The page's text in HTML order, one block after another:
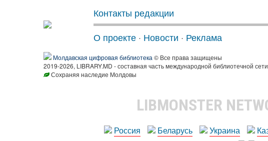
Контакты редакции
О проекте · Новости · Реклама
Молдавская цифровая библиотека © Все права защищены
2019-2026, LIBRARY.MD - составная часть международной библиотечной
Сохраняя наследие Молдовы
LIBMONSTER
Россия Беларусь Украина